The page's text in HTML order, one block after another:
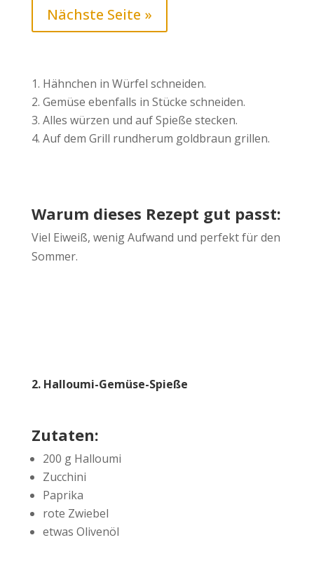
Nächste Seite »
Hähnchen in Würfel schneiden.
Gemüse ebenfalls in Stücke schneiden.
Alles würzen und auf Spieße stecken.
Auf dem Grill rundherum goldbraun grillen.
Warum dieses Rezept gut passt:
Viel Eiweiß, wenig Aufwand und perfekt für den
Sommer.
2. Halloumi-Gemüse-Spieße
Zutaten:
200 g Halloumi
Zucchini
Paprika
rote Zwiebel
etwas Olivenöl